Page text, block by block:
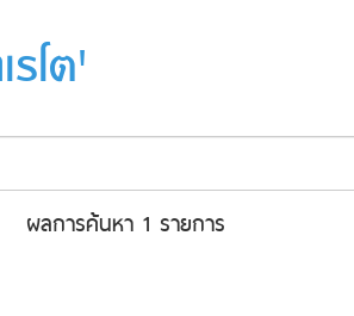
โต'
ผลการค้นหา 1 รายการ